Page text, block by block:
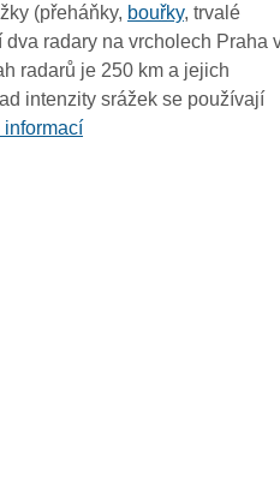
11:25
11:15
11:05
10:55
(přeháňky, bouřky, trvalé
radary na vrcholech Praha
radarů je 250 km a jejich
intenzity srážek se používají
informací